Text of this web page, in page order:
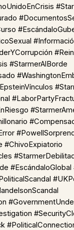
#StarmerAlBorde
#ChivoExpiatorio
#EscándaloGlobal